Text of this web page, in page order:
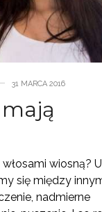
31 MARCA 2016
mają
wiosną?
się między
nadmierne